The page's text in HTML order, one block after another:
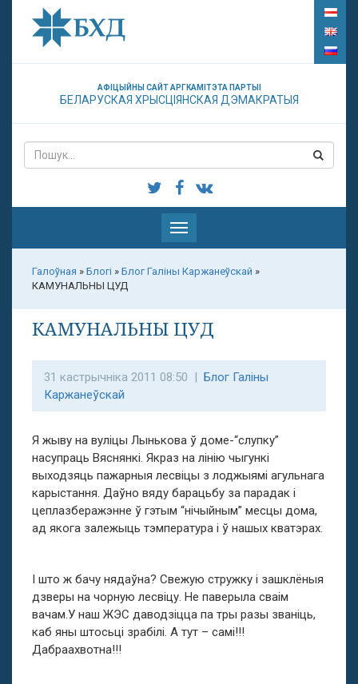
АФІЦЫЙНЫ САЙТ АРГКАМІТЭТА ПАРТЫІ
БЕЛАРУСКАЯ ХРЫСЦІЯНСКАЯ ДЭМАКРАТЫЯ
Паказаць
меню
Галоўная » Блогі » Блог Галіны Каржанеўскай »
КАМУНАЛЬНЫ ЦУД
КАМУНАЛЬНЫ ЦУД
31 кастрычніка 2011 08:50 | Блог Галіны
Каржанеўскай
Я жыву на вуліцы Лынькова ў доме-“слупку”
насупраць Вяснянкі. Якраз на лінію чыгункі
выходзяць пажарныя лесвіцы з лоджыямі агульнага
карыстання. Даўно вяду барацьбу за парадак і
цеплазберажэнне ў гэтым “нічыйным” месцы дома,
ад якога залежыць тэмпература і ў нашых кватэрах.
І што ж бачу нядаўна? Свежую стружку і зашклёныя
дзверы на чорную лесвіцу. Не паверыла сваім
вачам.У наш ЖЭС даводзіцца па тры разы званіць,
каб яны штосьці зрабілі. А тут – самі!!!
Дабраахвотна!!!